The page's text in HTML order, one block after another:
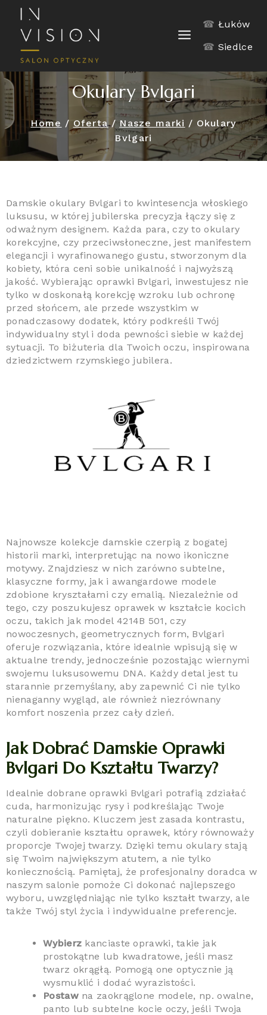
☎ Łuków
☎ Siedlce
Okulary Bvlgari
Home / Oferta / Nasze marki / Okulary
Bvlgari
Damskie okulary Bvlgari to kwintesencja włoskiego
luksusu, w której jubilerska precyzja łączy się z
odważnym designem. Każda para, czy to okulary
korekcyjne, czy przeciwsłoneczne, jest manifestem
elegancji i wyrafinowanego gustu, stworzonym dla
kobiety, która ceni sobie unikalność i najwyższą
jakość. Wybierając oprawki Bvlgari, inwestujesz nie
tylko w doskonałą korekcję wzroku lub ochronę
przed słońcem, ale przede wszystkim w
ponadczasowy dodatek, który podkreśli Twój
indywidualny styl i doda pewności siebie w każdej
sytuacji. To biżuteria dla Twoich oczu, inspirowana
dziedzictwem rzymskiego jubilera.
Najnowsze kolekcje damskie czerpią z bogatej
historii marki, interpretując na nowo ikoniczne
motywy. Znajdziesz w nich zarówno subtelne,
klasyczne formy, jak i awangardowe modele
zdobione kryształami czy emalią. Niezależnie od
tego, czy poszukujesz oprawek w kształcie kocich
oczu, takich jak model 4214B 501, czy
nowoczesnych, geometrycznych form, Bvlgari
oferuje rozwiązania, które idealnie wpisują się w
aktualne trendy, jednocześnie pozostając wiernymi
swojemu luksusowemu DNA. Każdy detal jest tu
starannie przemyślany, aby zapewnić Ci nie tylko
nienaganny wygląd, ale również niezrównany
komfort noszenia przez cały dzień.
Jak Dobrać Damskie Oprawki
Bvlgari Do Kształtu Twarzy?
Idealnie dobrane oprawki Bvlgari potrafią zdziałać
cuda, harmonizując rysy i podkreślając Twoje
naturalne piękno. Kluczem jest zasada kontrastu,
czyli dobieranie kształtu oprawek, który równoważy
proporcje Twojej twarzy. Dzięki temu okulary stają
się Twoim największym atutem, a nie tylko
koniecznością. Pamiętaj, że profesjonalny doradca w
naszym salonie pomoże Ci dokonać najlepszego
wyboru, uwzględniając nie tylko kształt twarzy, ale
także Twój styl życia i indywidualne preferencje.
Wybierz kanciaste oprawki, takie jak
prostokątne lub kwadratowe, jeśli masz
twarz okrągłą. Pomogą one optycznie ją
wysmuklić i dodać wyrazistości.
Postawna zaokrąglone modele, np. owalne,
panto lub subtelne kocie oczy, jeśli Twoja